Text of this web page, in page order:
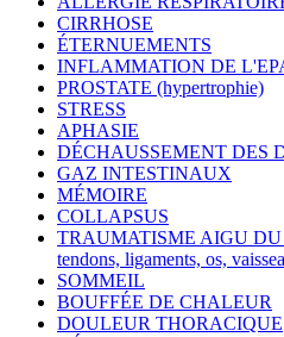
CIRRHOSE
ÉTERNUEMENTS
INFLAMMATION DE
PROSTATE (hypertrophie)
STRESS
APHASIE
DÉCHAUSSEMENT DES
GAZ INTESTINAUX
MÉMOIRE
COLLAPSUS
TRAUMATISME AIGU DU
tendons, ligaments, os,
SOMMEIL
BOUFFÉE DE CHALEUR
DOULEUR THORACIQUE